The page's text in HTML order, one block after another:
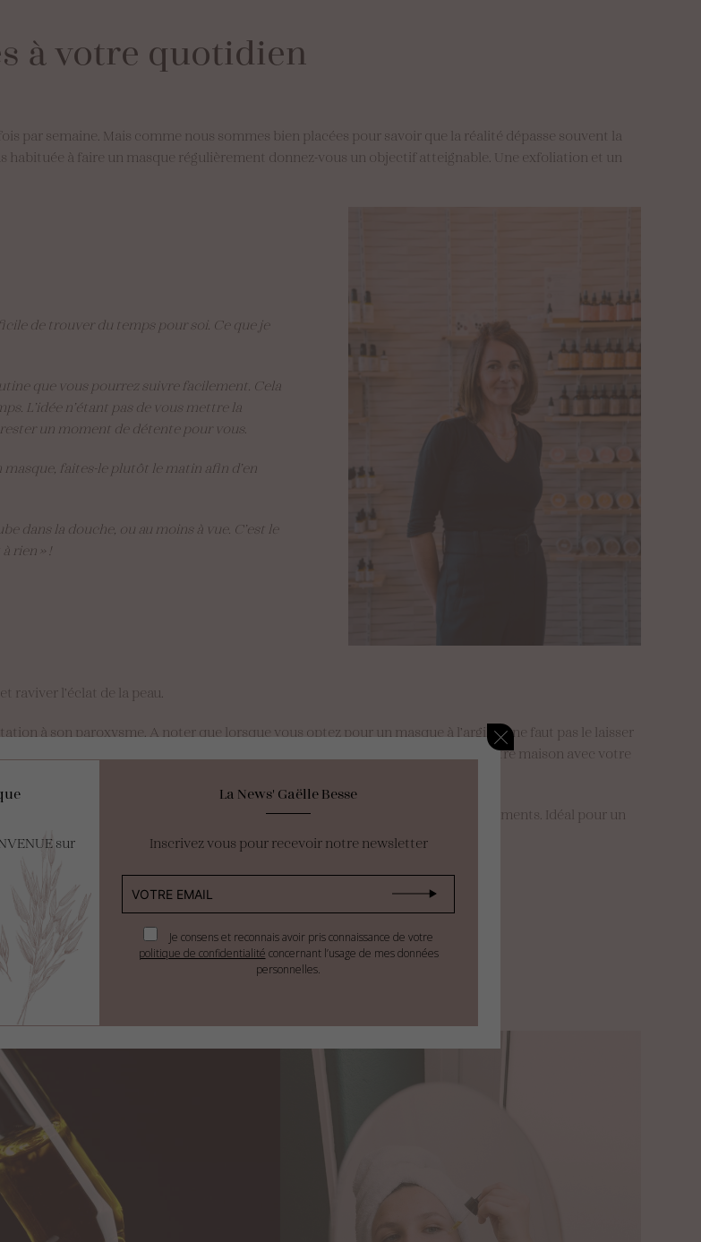
à votre quotidien
par semaine. Mais comme nous sommes bien placées pour savoir que la réalité dépasse souvent la
habituée à faire un masque régulièrement donnez-vous un objectif atteignable. Une exfoliation et un
de trouver du temps pour soi. Ce que je
que vous pourrez suivre facilement. Cela
L’idée n’étant pas de vous mettre la
un moment de détente pour vous.
masque, faites-le plutôt le matin afin d’en
dans la douche, ou au moins à vue. C’est le
rien » !
raviver l’éclat de la peau.
à son paroxysme. A noter que lorsque vous optez pour un masque à l’argile, il ne faut pas le laisser
pulvérisations d’eau minérale afin d’humidifier l’argile. Promenez-vous dans votre maison avec votre
conçus pour atténuer l’apparence des pattes d’oies, des cernes et des gonflements. Idéal pour un
pleinement des bienfaits !
sur
La News' Gaëlle Besse
Inscrivez vous pour recevoir notre newsletter
Je consens et reconnais avoir pris connaissance de votre
politique de confidentialité concernant l’usage de mes données
personnelles.